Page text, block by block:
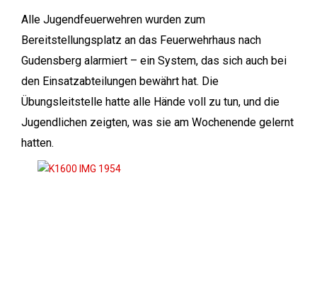
Alle Jugendfeuerwehren wurden zum
Bereitstellungsplatz an das Feuerwehrhaus nach
Gudensberg alarmiert – ein System, das sich auch bei
den Einsatzabteilungen bewährt hat. Die
Übungsleitstelle hatte alle Hände voll zu tun, und die
Jugendlichen zeigten, was sie am Wochenende gelernt
hatten.